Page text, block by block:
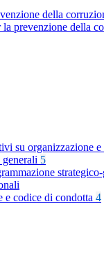
della
la prevenzione della
su organizzazione e
5
e codice di condotta 4